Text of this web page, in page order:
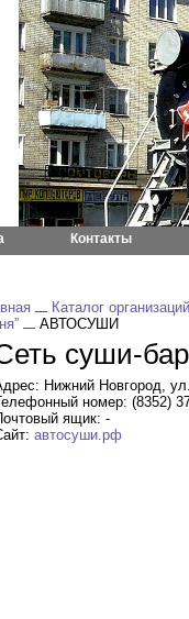
Контакты
Каталог организаций
АВТОСУШИ
суши-
Нижний Новгород,
номер: (8352)
ящик: -
автосуши.рф